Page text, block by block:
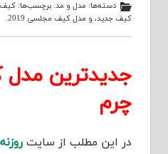
دسته‌ها: مدل و مد. برچسب‌ها:کیف
کیف جدید، و مدل کیف مجلسی 2019 .
جدیدترین
چرم
در این مطلب از سایت